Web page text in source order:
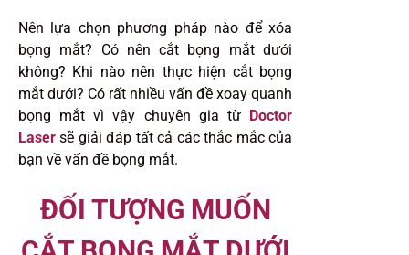
Nên lựa chọn phương pháp nào để xóa
bọng mắt? Có nên cắt bọng mắt dưới
không? Khi nào nên thực hiện cắt bọng
mắt dưới? Có rất nhiều vấn đề xoay quanh
bọng mắt vì vậy chuyên gia từ
Doctor
Laser sẽ giải đáp tất cả các thắc mắc của
bạn về vấn đề bọng mắt.
ĐỐI TƯỢNG MUỐN